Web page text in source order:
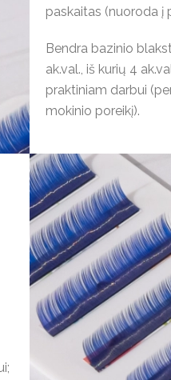
paskaitas (nuoroda į
Bendra bazinio
ak.val., iš kurių 4
praktiniam darbui
mokinio poreikį).